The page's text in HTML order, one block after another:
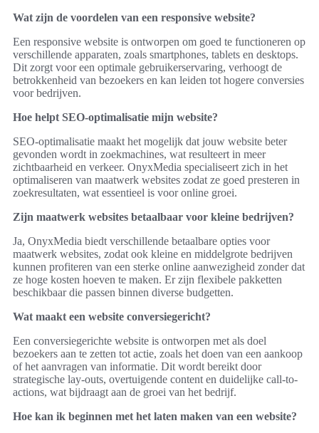
Wat zijn de voordelen van een responsive website?
Een responsive website is ontworpen om goed te functioneren op
verschillende apparaten, zoals smartphones, tablets en desktops.
Dit zorgt voor een optimale gebruikerservaring, verhoogt de
betrokkenheid van bezoekers en kan leiden tot hogere conversies
voor bedrijven.
Hoe helpt SEO-optimalisatie mijn website?
SEO-optimalisatie maakt het mogelijk dat jouw website beter
gevonden wordt in zoekmachines, wat resulteert in meer
zichtbaarheid en verkeer. OnyxMedia specialiseert zich in het
optimaliseren van maatwerk websites zodat ze goed presteren in
zoekresultaten, wat essentieel is voor online groei.
Zijn maatwerk websites betaalbaar voor kleine bedrijven?
Ja, OnyxMedia biedt verschillende betaalbare opties voor
maatwerk websites, zodat ook kleine en middelgrote bedrijven
kunnen profiteren van een sterke online aanwezigheid zonder dat
ze hoge kosten hoeven te maken. Er zijn flexibele pakketten
beschikbaar die passen binnen diverse budgetten.
Wat maakt een website conversiegericht?
Een conversiegerichte website is ontworpen met als doel
bezoekers aan te zetten tot actie, zoals het doen van een aankoop
of het aanvragen van informatie. Dit wordt bereikt door
strategische lay-outs, overtuigende content en duidelijke call-to-
actions, wat bijdraagt aan de groei van het bedrijf.
Hoe kan ik beginnen met het laten maken van een website?